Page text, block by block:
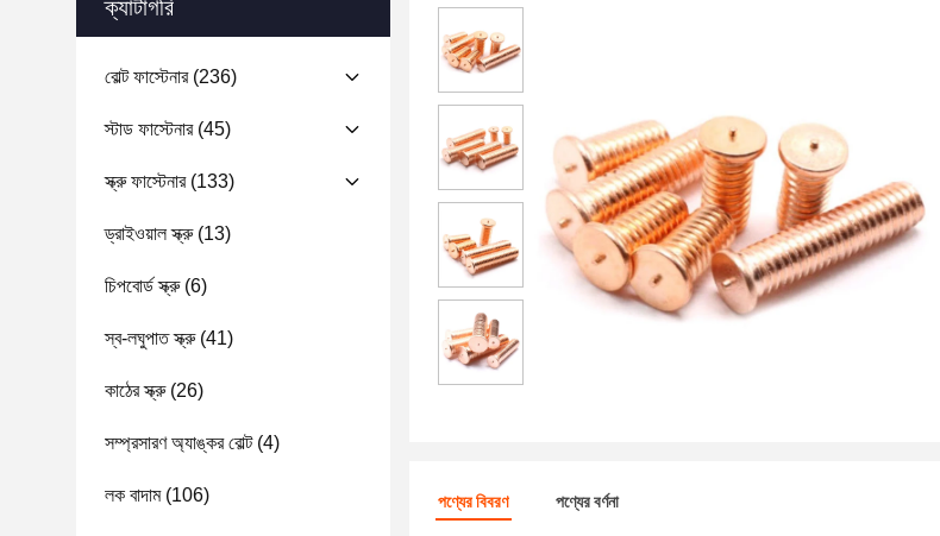
ক্যাটাগরি
বোল্ট ফাস্টেনার(236)
স্টাড ফাস্টেনার(45)
স্ক্রু ফাস্টেনার(133)
ড্রাইওয়াল স্ক্রু(13)
চিপবোর্ড স্ক্রু(6)
স্ব-লঘুপাত স্ক্রু(41)
কাঠের স্ক্রু(26)
সম্প্রসারণ অ্যাঙ্কর বোল্ট(4)
লক বাদাম(106) পণ্যের বিবরণ পণ্যের বর্ণনা